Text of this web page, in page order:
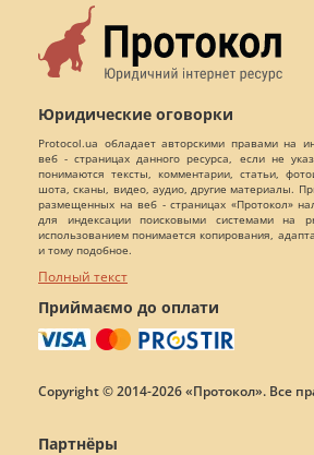
Юридические оговорки
Protocol.ua обладает авторскими правами на
веб - страницах данного ресурса, если не
понимаются тексты, комментарии, статьи,
шота, сканы, видео, аудио, другие материалы.
размещенных на веб - страницах «Протокол»
для индексации поисковыми системами на
использованием понимается копирования,
и тому подобное.
Полный текст
Приймаємо до оплати
Copyright © 2014-2026 «Протокол». Все
Партнёры